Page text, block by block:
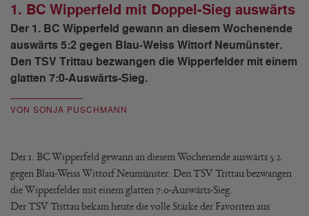
1. BC Wipperfeld mit Doppel-Sieg auswärts
Der 1. BC Wipperfeld gewann an diesem Wochenende
auswärts 5:2 gegen Blau-Weiss Wittorf Neumünster.
Den TSV Trittau bezwangen die Wipperfelder mit einem
glatten 7:0-Auswärts-Sieg.
VON SONJA PUSCHMANN
Der 1. BC Wipperfeld gewann an diesem Wochenende auswärts 5:2
gegen Blau-Weiss Wittorf Neumünster. Den TSV Trittau bezwangen
die Wipperfelder mit einem glatten 7:0-Auswärts-Sieg.
Der TSV Trittau bekam heute die volle Stärke der Favoriten aus